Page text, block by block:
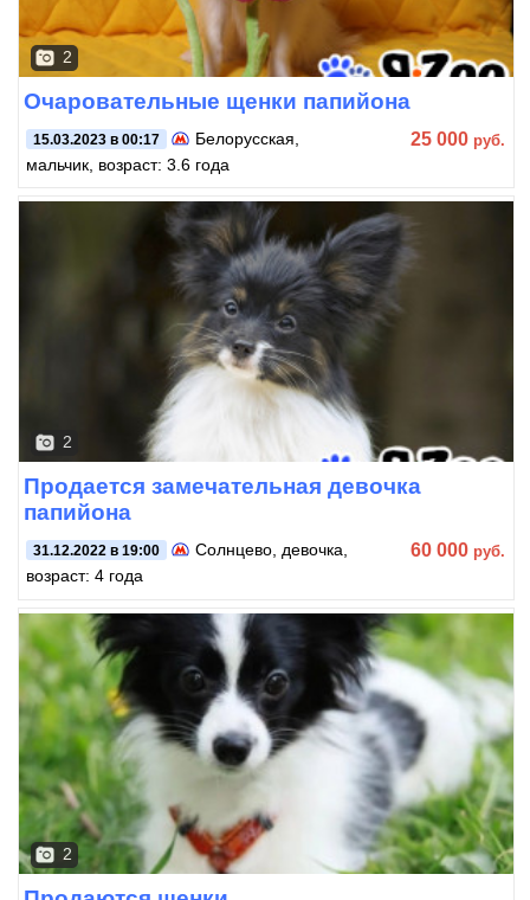
2
Очаровательные щенки папийона
15.03.2023 в 00:17 Белорусская
мальчик, возраст: 3.6 года
25 000 руб.
2
Продается замечательная девочка
папийона
31.12.2022 в 19:00 Солнцево, девочка,
возраст: 4 года
60 000 руб.
2